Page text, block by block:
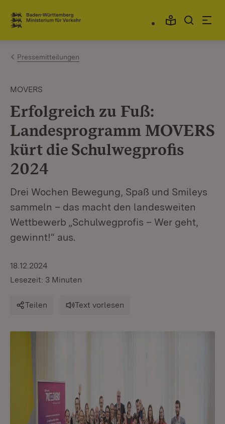
Zum Inhalt springen
Link zur Startseite
Pressemitteilungen
MOVERS
Erfolgreich zu Fuß:
Landesprogramm MOVERS
kürt die Schulwegprofis
2024
Drei Wochen Bewegung, Spaß und Smileys
sammeln – das macht den landesweiten
Wettbewerb „Schulwegprofis – Wer geht,
gewinnt!“ aus.
18.12.2024
Lesezeit: 3 Minuten
Teilen Text vorlesen